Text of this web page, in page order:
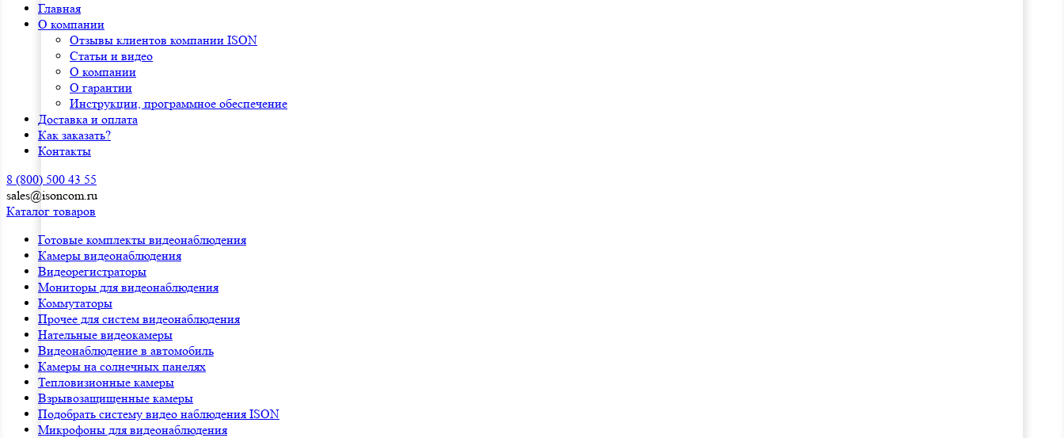
Главная
О компании
Отзывы клиентов компании ISON
Статьи и видео
О компании
О гарантии
Инструкции, программное обеспечение
Доставка и оплата
Как заказать?
Контакты
8 (800) 500 43 55
sales@isoncom.ru
Каталог товаров
Готовые комплекты видеонаблюдения
Камеры видеонаблюдения
Видеорегистраторы
Мониторы для видеонаблюдения
Коммутаторы
Прочее для систем видеонаблюдения
Нательные видеокамеры
Видеонаблюдение в автомобиль
Камеры на солнечных панелях
Тепловизионные камеры
Взрывозащищенные камеры
Подобрать систему видео наблюдения ISON
Микрофоны для видеонаблюдения